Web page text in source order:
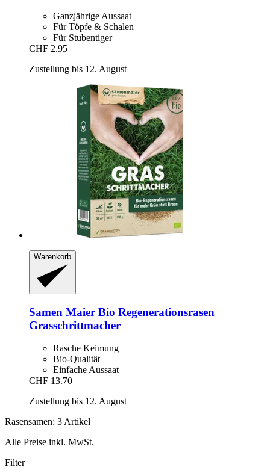
Ganzjährige Aussaat
Für Töpfe & Schalen
Für Stubentiger
CHF 2.95
Zustellung bis 12. August
Warenkorb
Samen Maier Bio Regenerationsrasen
Grasschrittmacher
Rasche Keimung
Bio-Qualität
Einfache Aussaat
CHF 13.70
Zustellung bis 12. August
Rasensamen: 3 Artikel
Alle Preise inkl. MwSt.
Filter